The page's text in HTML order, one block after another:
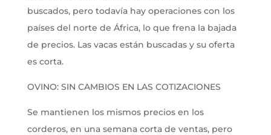
buscados, pero todavía hay operaciones con los
países del norte de África, lo que frena la bajada
de precios. Las vacas están buscadas y su oferta
es corta.
OVINO: SIN CAMBIOS EN LAS COTIZACIONES
Se mantienen los mismos precios en los
corderos, en una semana corta de ventas, pero